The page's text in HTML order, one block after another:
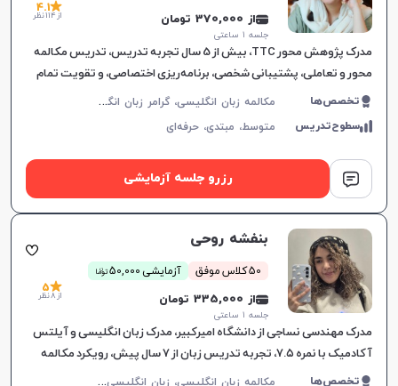
از 370,000 تومان
جلسه ۱ ساعتی
4.1
از 114 نظر
مدرک پژوهش محور TTC، بیش از 5 سال تجربه تدریس، تدریس مکالمه
محور و تعاملی، پشتیبانی شخصی، برنامه‌ریزی اختصاصی، و تقویت تمام
مهارت‌های زبان انگلیسی.
تخصص‌ها م
کالمه زبان انگلیسی، گرامر زبان انگلیسی، زبان انگلیسی آمریکایی، زبان انگلیسی هفتم دبیرستان، زبان انگلیسی هشتم دبیرستان، زبان انگلیسی نهم دبیرستان، زبان انگلیسی دهم دبیرستان، زبان انگلیسی یازدهم دبیرستان، زبان انگلیسی عمومی، زبان انگلیسی دوازدهم دبیرستان، زبان انگلیسی کنکور سراسری، زبان انگلیسی کودکان
سطوح‌تدریس متوسط، مبتدی،حرفه‌ای
رزرو جلسه آزمایشی
بنفشه روحی
50 کلاس موفق آزمایشی 50,000 توما
ن
از 335,000 تومان
جلسه ۱ ساعتی
5
از 8 نظر
مدرک مهندسی نساجی از دانشگاه امیرکبیر، مدرک زبان انگلیسی و آیلتس
آکادمیک با نمره ۷.۵، تجربه تدریس زبان از ۷ سال پیش، رویکرد مکالمه
محور در آموزش
تخصص‌ها م
کالمه زبان انگلیسی، زبان انگلیسی عمومی، گرامر زبان انگلیسی، زبان انگلیسی تجاری، زبان انگلیسی آمریکایی، زبان انگلیسی هفتم دبیرستان، زبان انگلیسی هشتم دبیرستان، زبان انگلیسی نهم دبیرستان، زبان انگلیسی دهم دبیرستان، زبان انگلیسی یازدهم دبیرستان، زبان انگلیسی دوازدهم دبیرستان، زبان انگلیسی کودکان، آیلتس، تافل